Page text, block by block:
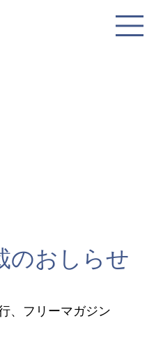
のおしらせ
、フリーマガジン